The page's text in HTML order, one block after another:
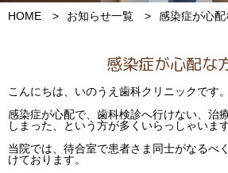
HOME お知らせ一覧 感染症が心
感染症が心配な
こんにちは、いのうえ歯科クリニックです。
感染症が心配で、歯科検診へ行けない、治
しまった、という方が多くいらっしゃいます
当院では、待合室で患者さま同士がなるべ
けております。